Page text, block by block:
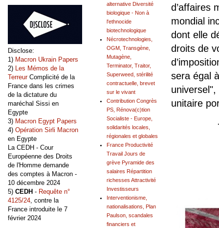
d’affaires
mondial
dont elle
droits de
sera égal
unitaire
alternative Diversité
biologique - Non à
l'ethnocide
biotechnologique
Nécrotechnologies,
OGM, Transgène,
Mutagène,
Terminator, Traitor,
Superweed, stérilité
contractuelle, brevet
sur le vivant
Contribution Congrès
PS, Rénova(c)tion
Socialiste - Europe,
solidarités locales,
régionales et globales
France Productivité
Travail Jours de
grève Pyramide des
salaires Répartition
richesses Attractivité
Investisseurs
Interventionisme,
nationalisations, Plan
Paulson, scandales
financiers et
Disclose:
1) Macron Ukrain Papers
2) Les Mémos de la
TerreurComplicité de la
France dans les crimes
de la dictature du
maréchal Sissi en
Egypte
3) Macron Egypt Papers
4) Opération Sirli Macron
en Egypte
La CEDH - Cour
Européenne des Droits
de l'Homme demande
des comptes à Macron -
10 décembre 2024
5) CEDH - Requête n°
4125/24, contre la
France introduite le 7
février 2024